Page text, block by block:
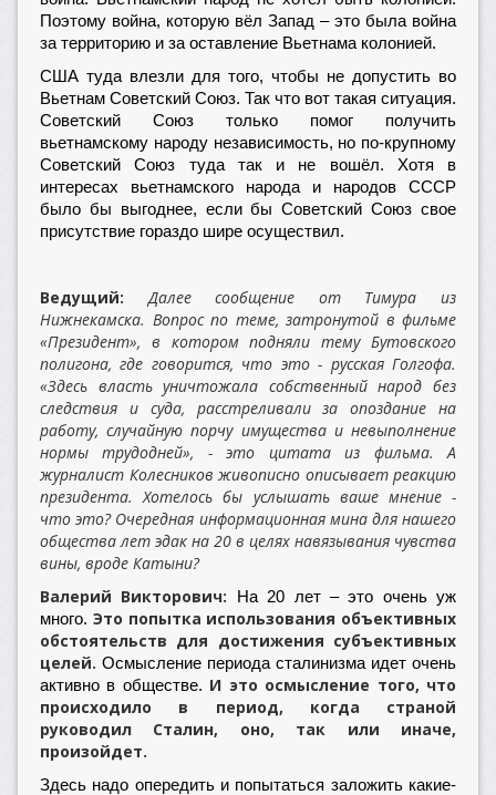
Поэтому война, которую вёл Запад – это была война
за территорию и за оставление Вьетнама колонией.
США туда влезли для того, чтобы не допустить во
Вьетнам Советский Союз. Так что вот такая ситуация.
Советский Союз только помог получить
вьетнамскому народу независимость, но по-крупному
Советский Союз туда так и не вошёл. Хотя в
интересах вьетнамского народа и народов СССР
было бы выгоднее, если бы Советский Союз свое
присутствие гораздо шире осуществил.
Ведущий:Далее сообщение от Тимура из
Нижнекамска. Вопрос по теме, затронутой в фильме
«Президент», в котором подняли тему Бутовского
полигона, где говорится, что это - русская Голгофа.
«Здесь власть уничтожала собственный народ без
следствия и суда, расстреливали за опоздание на
работу, случайную порчу имущества и невыполнение
нормы трудодней», - это цитата из фильма. А
журналист Колесников живописно описывает реакцию
президента. Хотелось бы услышать ваше мнение -
что это? Очередная информационная мина для нашего
общества лет эдак на 20 в целях навязывания чувства
вины, вроде Катыни?
Валерий Викторович:
На 20 лет – это очень уж
много. Это попытка использования объективных
обстоятельств для достижения субъективных
целей. Осмысление периода сталинизма идет очень
активно в обществе. И это осмысление того, что
происходило в период, когда страной
руководил Сталин, оно, так или иначе,
произойдет.
Здесь надо опередить и попытаться заложить какие-